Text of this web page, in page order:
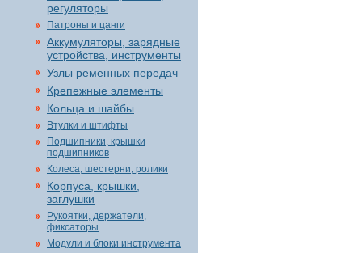
регуляторы
Патроны и цанги
Аккумуляторы, зарядные
устройства, инструменты
Узлы ременных передач
Крепежные элементы
Кольца и шайбы
Втулки и штифты
Подшипники, крышки
подшипников
Колеса, шестерни, ролики
Корпуса, крышки,
заглушки
Рукоятки, держатели,
фиксаторы
Модули и блоки инструмента